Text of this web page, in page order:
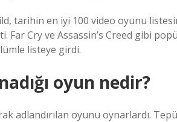
tarihin en iyi 100 video oyunu
Cry ve Assassin’s Creed gibi
listeye girdi.
oyun nedir?
adlandırılan oyunu oynarlardı.